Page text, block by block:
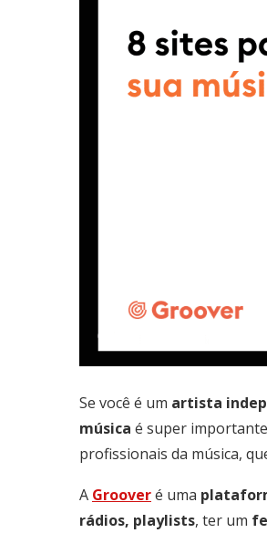
Se você é um artista
música é super
profissionais da música,
A Grooveré uma
rádios, playlists, ter um